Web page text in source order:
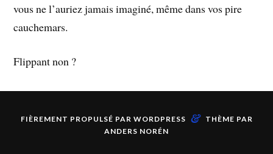
vous ne l’auriez jamais imaginé, même dans vos pire
cauchemars.
Flippant non ?
FIÈREMENT PROPULSÉ PAR WORDPRESS &
THÈME PAR
ANDERS NORÉN